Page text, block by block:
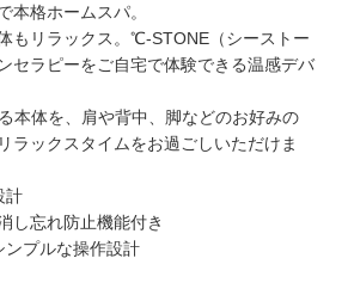
本格ホームスパ。
もリラックス。℃-STONE（シーストー
セラピーをご自宅で体験できる温感デバ
本体を、肩や背中、脚などのお好みの
ラックスタイムをお過ごしいただけま
計
し忘れ防止機能付き
ンプルな操作設計